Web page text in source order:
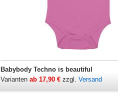
Babybody Techno is beautiful
Varianten ab 17,90 € zzgl. Versand